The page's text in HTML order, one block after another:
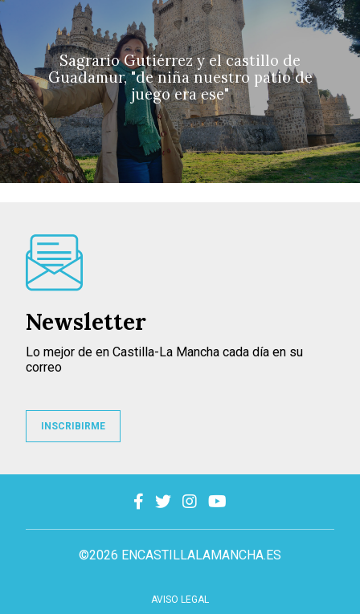
Sagrario Gutiérrez y el castillo de
Guadamur, "de niña nuestro patio de
juego era ese"
©2026 ENCASTILLALAMANCHA.ES
AVISO LEGAL
Newsletter
Lo mejor de en Castilla-La Mancha cada día en su
correo
INSCRIBIRME